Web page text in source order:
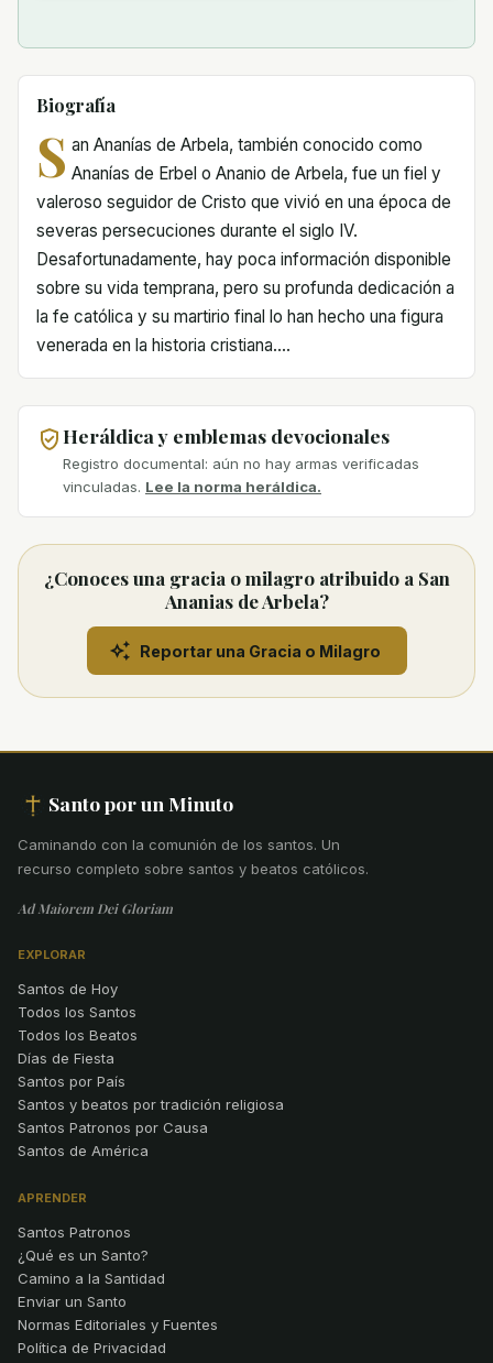
Biografía
S an Ananías de Arbela, también conocido como
Ananías de Erbel o Ananio de Arbela, fue un fiel y
valeroso seguidor de Cristo que vivió en una época de
severas persecuciones durante el siglo IV.
Desafortunadamente, hay poca información disponible
sobre su vida temprana, pero su profunda dedicación a
la fe católica y su martirio final lo han hecho una figura
venerada en la historia cristiana....
Heráldica y emblemas devocionales
Registro documental: aún no hay armas verificadas
vinculadas. Lee la norma heráldica.
¿Conoces una gracia o milagro atribuido a San
Ananias de Arbela?
Reportar una Gracia o Milagro
Santo por un Minuto
Caminando con la comunión de los santos. Un
recurso completo sobre santos y beatos católicos.
Ad Maiorem Dei Gloriam
EXPLORAR
Santos de Hoy
Todos los Santos
Todos los Beatos
Días de Fiesta
Santos por País
Santos y beatos por tradición religiosa
Santos Patronos por Causa
Santos de América
APRENDER
Santos Patronos
¿Qué es un Santo?
Camino a la Santidad
Enviar un Santo
Normas Editoriales y Fuentes
Política de Privacidad